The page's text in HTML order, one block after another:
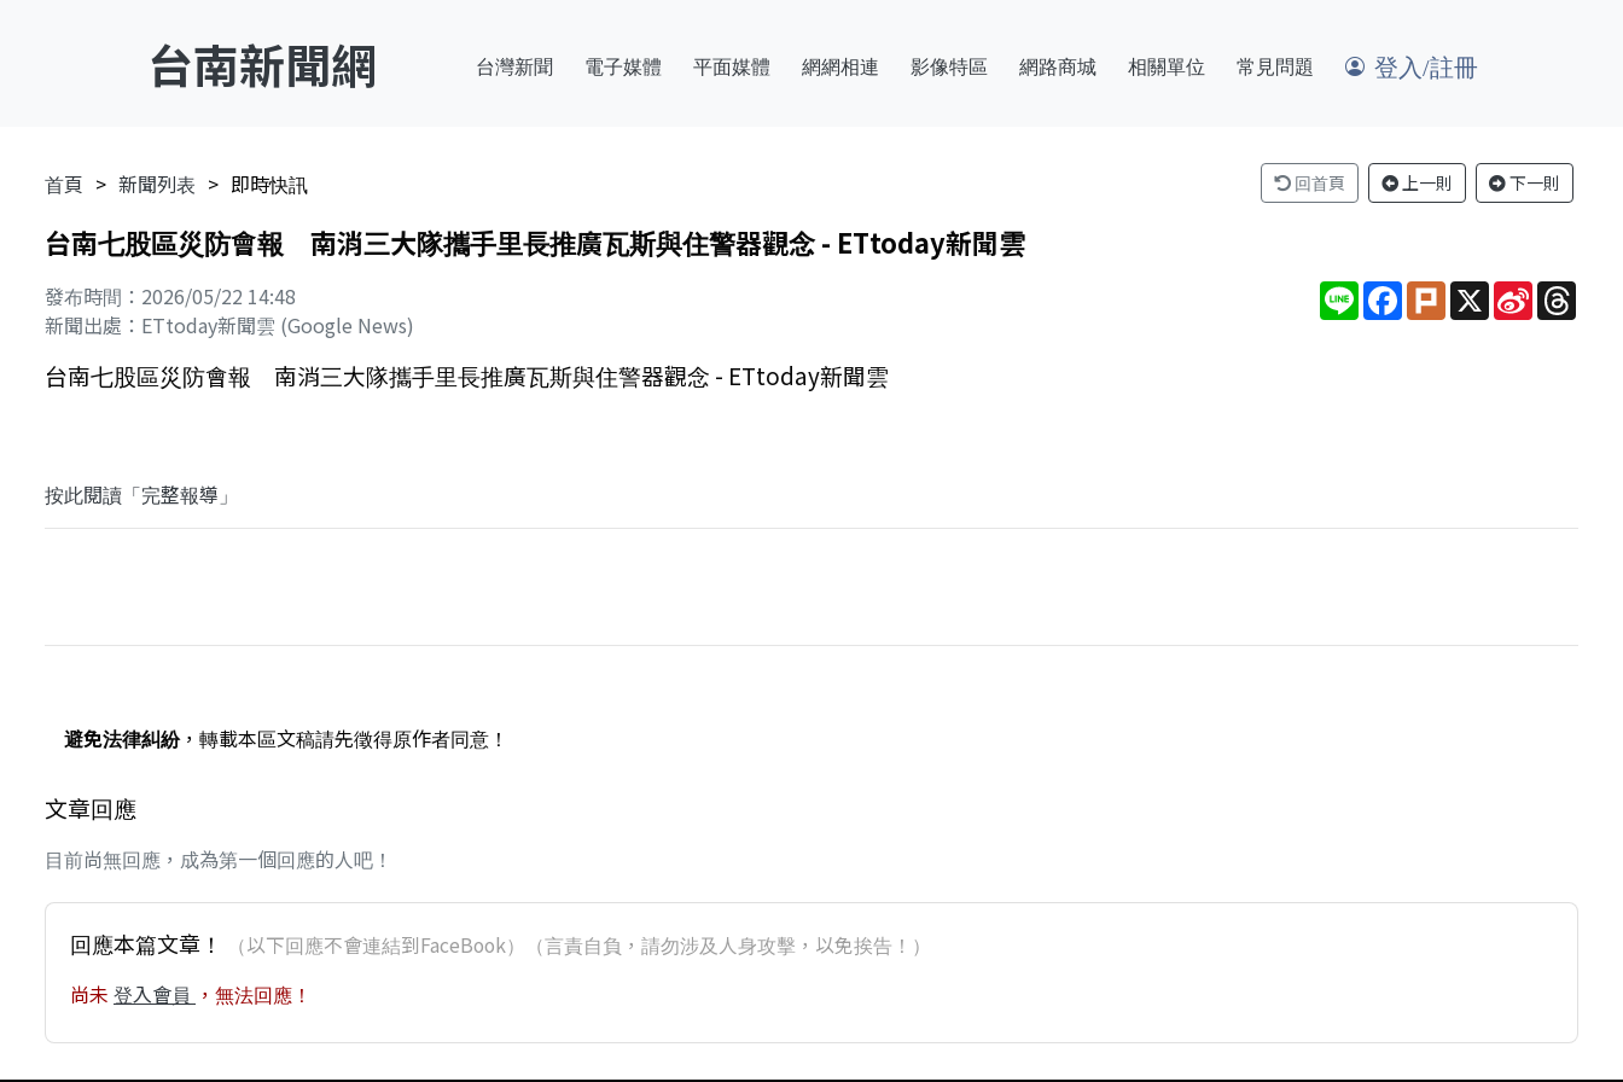
台南新聞網 台灣新聞 電子媒體 平面媒體 網網相連 影像特區 網路商城 相關單位 常見問題 登入/註冊
首頁 新聞列表 即時快訊 回首頁 上一則 下一則
台南七股區災防會報 南消三大隊攜手里長推廣瓦斯與住警器觀念 - ETtoday新聞雲
發布時間：2026/05/22 14:48
新聞出處：ETtoday新聞雲 (Google News)
Line Facebook
PlurkX Sina
Weibo
台南七股區災防會報 南消三大隊攜手里長推廣瓦斯與住警器觀念 - ETtoday新聞雲
按此閱讀「完整報導」
避免法律糾紛，轉載本區文稿請先徵得原作者同意！
文章回應
目前尚無回應，成為第一個回應的人吧！
回應本篇文章！ （以下回應不會連結到FaceBook）（言責自負，請勿涉及人身攻擊，以免挨告！）
尚未 登入會員 ，無法回應！